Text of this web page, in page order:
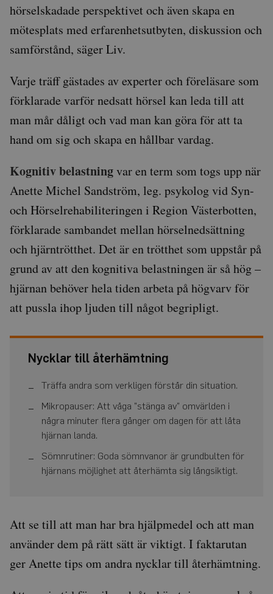
hörselskadade perspektivet och även skapa en
mötesplats med erfarenhetsutbyten, diskussion och
samförstånd, säger Liv.
Varje träff gästades av experter och föreläsare som
förklarade varför nedsatt hörsel kan leda till att
man mår dåligt och vad man kan göra för att ta
hand om sig och skapa en hållbar vardag.
Kognitiv belastningvar en term som togs upp när
Anette Michel Sandström, leg. psykolog vid Syn-
och Hörselrehabiliteringen i Region Västerbotten,
förklarade sambandet mellan hörselnedsättning
och hjärntrötthet. Det är en trötthet som uppstår på
grund av att den kognitiva belastningen är så hög –
hjärnan behöver hela tiden arbeta på högvarv för
att pussla ihop ljuden till något begripligt.
Nycklar till återhämtning
Träffa andra som verkligen förstår din situation.
Mikropauser: Att våga ”stänga av” omvärlden i
några minuter flera gånger om dagen för att låta
hjärnan landa.
Sömnrutiner: Goda sömnvanor är grundbulten för
hjärnans möjlighet att återhämta sig långsiktigt.
Att se till att man har bra hjälpmedel och att man
använder dem på rätt sätt är viktigt. I faktarutan
ger Anette tips om andra nycklar till återhämtning.